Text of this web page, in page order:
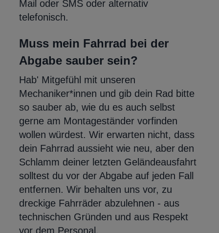
Mail oder SMS oder alternativ
telefonisch.
Muss mein Fahrrad bei der
Abgabe sauber sein?
Hab' Mitgefühl mit unseren
Mechaniker*innen und gib dein Rad bitte
so sauber ab, wie du es auch selbst
gerne am Montageständer vorfinden
wollen würdest. Wir erwarten nicht, dass
dein Fahrrad aussieht wie neu, aber den
Schlamm deiner letzten Geländeausfahrt
solltest du vor der Abgabe auf jeden Fall
entfernen. Wir behalten uns vor, zu
dreckige Fahrräder abzulehnen - aus
technischen Gründen und aus Respekt
vor dem Personal.